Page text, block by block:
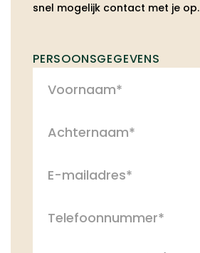
snel mogelijk contact met je op.
PERSOONSGEGEVENS